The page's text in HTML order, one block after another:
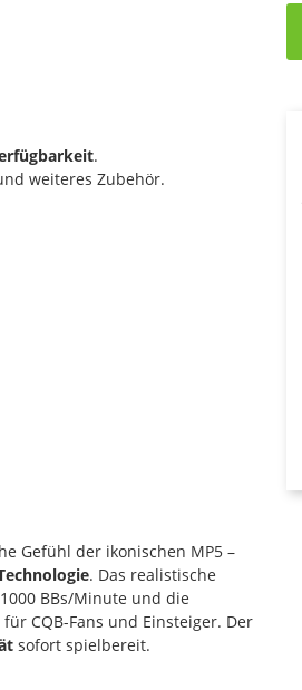
.
weiteres Zubehör.
Gefühl der ikonischen MP5 –
. Das realistische
BBs/Minute und die
CQB-Fans und Einsteiger. Der
sofort spielbereit.